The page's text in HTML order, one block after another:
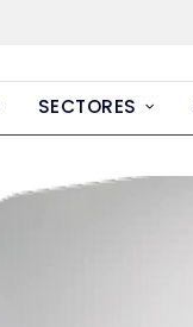
SECTORES